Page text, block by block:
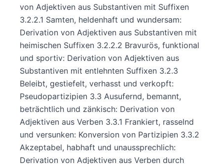
von Adjektiven aus Substantiven mit Suffixen
3.2.2.1 Samten, heldenhaft und wundersam:
Derivation von Adjektiven aus Substantiven mit
heimischen Suffixen 3.2.2.2 Bravurös, funktional
und sportiv: Derivation von Adjektiven aus
Substantiven mit entlehnten Suffixen 3.2.3
Beleibt, gestiefelt, verhasst und verkopft:
Pseudopartizipien 3.3 Ausufernd, bemannt,
beträchtlich und zänkisch: Derivation von
Adjektiven aus Verben 3.3.1 Frankiert, rasselnd
und versunken: Konversion von Partizipien 3.3.2
Akzeptabel, habhaft und unaussprechlich:
Derivation von Adjektiven aus Verben durch